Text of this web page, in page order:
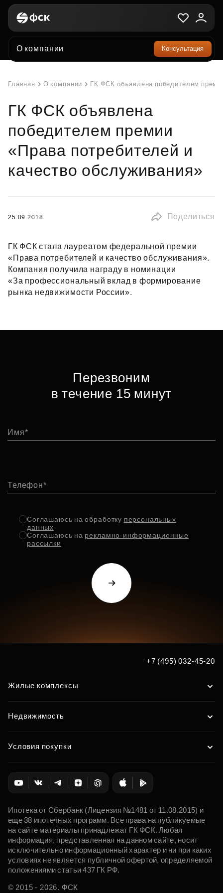
О компании Консультация
Главная О компании ГК ФСК объявлена победителем
ГК ФСК объявлена
победителем премии
«Права потребителей и
качество обслуживания»
25.09.2018 Поделиться
ГК ФСК стала лауреатом федеральной премии
«Права потребителей и качество обслуживания».
Компания получила награду в номинации
«За профессиональный вклад в формирование
рынка недвижимости России».
Перезвоним
в течение 15 минут
Имя
Телефон
Соглашаюсь на обработку персональных
данных
Соглашаюсь на рекламно-информационные
рассылки
+7 (495) 032-45-20
Жилые комплексы
Недвижимость
Условия покупки
Ипотека от Сбербанк (Лицензия №1481 от 11.08.2015) и
еще 38 ипотечных программ. Все права на публикуемые
на сайте материалы принадлежат ГК ФСК. Любая
информация, представленная на данном сайте, носит
исключительно информационный характер и ни при каких
условиях не является публичной офертой, определяемой
положениями статьи 437 ГК РФ.
© 2015 - 2026. ФСК